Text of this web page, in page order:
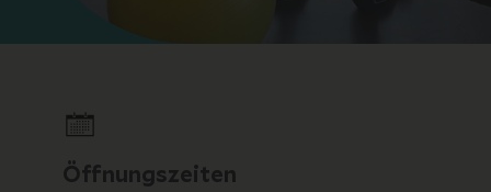
Öffnungszeiten